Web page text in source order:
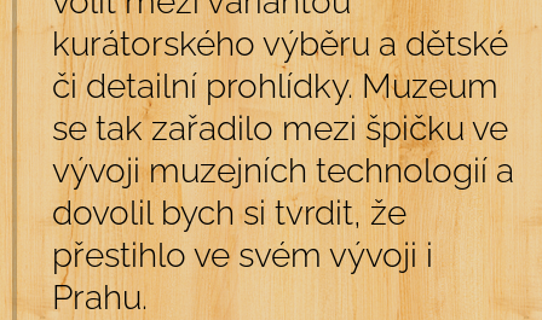
kurátorského výběru a dětské
či detailní prohlídky. Muzeum
se tak zařadilo mezi špičku ve
vývoji muzejních technologií a
dovolil bych si tvrdit, že
přestihlo ve svém vývoji i
Prahu.